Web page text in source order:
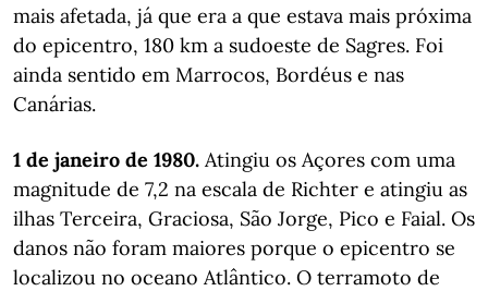
mais afetada, já que era a que estava mais próxima
do epicentro, 180 km a sudoeste de Sagres. Foi
ainda sentido em Marrocos, Bordéus e nas
Canárias.
1 de janeiro de 1980. Atingiu os Açores com uma
magnitude de 7,2 na escala de Richter e atingiu as
ilhas Terceira, Graciosa, São Jorge, Pico e Faial. Os
danos não foram maiores porque o epicentro se
localizou no oceano Atlântico. O terramoto de